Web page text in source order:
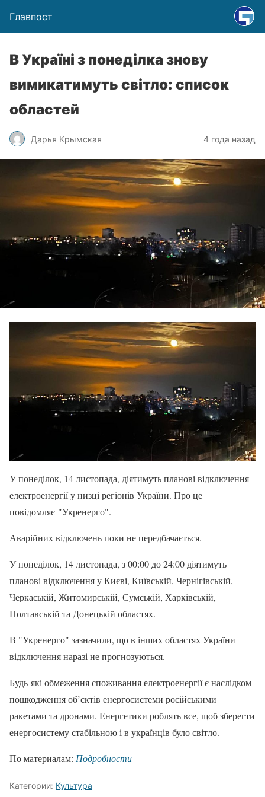
Главпост
В Україні з понеділка знову
вимикатимуть світло: список
областей
Дарья Крымская 4 года назад
У понеділок, 14 листопада, діятимуть планові відключення
електроенергії у низці регіонів України. Про це
повідомляє "Укренерго".
Аварійних відключень поки не передбачається.
У понеділок, 14 листопада, з 00:00 до 24:00 діятимуть
планові відключення у Києві, Київській, Чернігівській,
Черкаській, Житомирській, Сумській, Харківській,
Полтавській та Донецькій областях.
В "Укренерго" зазначили, що в інших областях України
відключення наразі не прогнозуються.
Будь-які обмеження споживання електроенергії є наслідком
пошкодження об’єктів енергосистеми російськими
ракетами та дронами. Енергетики роблять все, щоб зберегти
енергосистему стабільною і в українців було світло.
По материалам: Подробности
Категории: Культура